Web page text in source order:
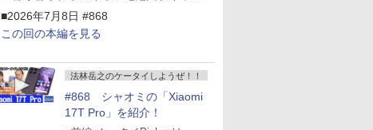
ペーン～」
■2026年7月8日 #868
この回の本編を見る
法林岳之のケータイしようぜ！！
#868 シャオミの「Xiaomi
17T Pro」を紹介！